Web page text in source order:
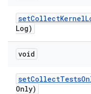
setCollectKernel
Log)
void
setCollectTests
Only)